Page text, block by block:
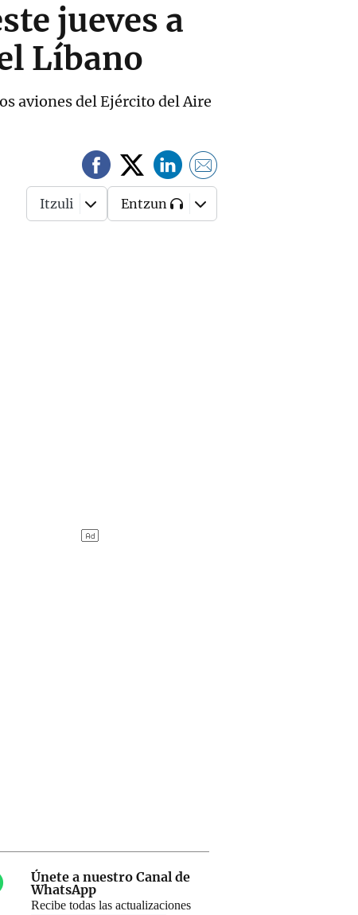
jueves a
Líbano
aviones del Ejército del Aire
Itzuli Entzun
Únete a nuestro Canal de
WhatsApp
Recibe todas las actualizaciones